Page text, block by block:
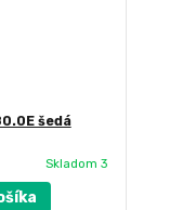
šedá
Skladom 3